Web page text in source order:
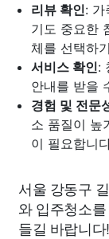
리뷰 확인: 가
기도 중요한
체를 선택하
서비스 확인:
안내를 받을
경험 및 전문
소 품질이 높
이 필요합니
서울 강동구
와 입주청소
들길 바랍니